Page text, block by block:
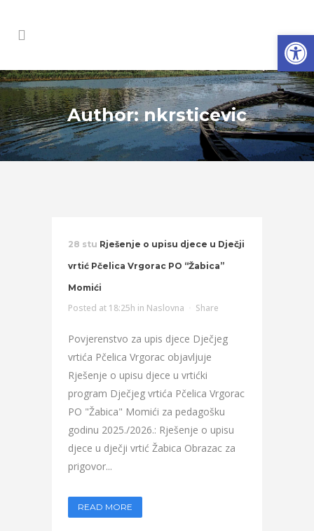
Author: nkrsticevic
28 stu Rješenje o upisu djece u Dječji
vrtić Pčelica Vrgorac PO “Žabica”
Momići
Posted at 18:25h in Naslovna Share
Povjerenstvo za upis djece Dječjeg
vrtića Pčelica Vrgorac objavljuje
Rješenje o upisu djece u vrtićki
program Dječjeg vrtića Pčelica Vrgorac
PO "Žabica" Momići za pedagošku
godinu 2025./2026.: Rješenje o upisu
djece u dječji vrtić Žabica Obrazac za
prigovor...
READ MORE